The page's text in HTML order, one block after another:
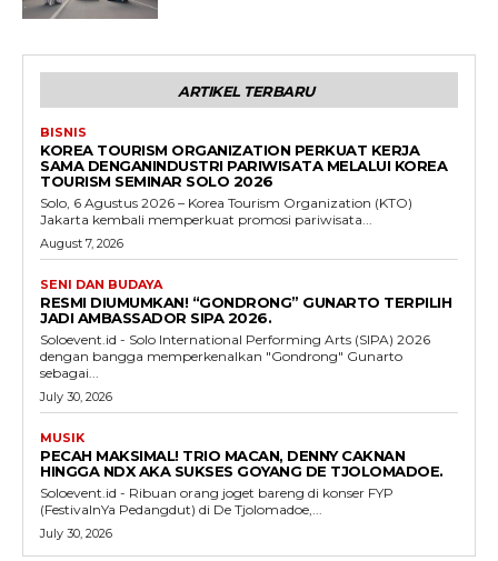
ARTIKEL TERBARU
BISNIS
KOREA TOURISM ORGANIZATION PERKUAT KERJA
SAMA DENGANINDUSTRI PARIWISATA MELALUI KOREA
TOURISM SEMINAR SOLO 2026
Solo, 6 Agustus 2026 – Korea Tourism Organization (KTO)
Jakarta kembali memperkuat promosi pariwisata...
August 7, 2026
SENI DAN BUDAYA
RESMI DIUMUMKAN! “GONDRONG” GUNARTO TERPILIH
JADI AMBASSADOR SIPA 2026.
Soloevent.id - Solo International Performing Arts (SIPA) 2026
dengan bangga memperkenalkan "Gondrong" Gunarto
sebagai...
July 30, 2026
MUSIK
PECAH MAKSIMAL! TRIO MACAN, DENNY CAKNAN
HINGGA NDX AKA SUKSES GOYANG DE TJOLOMADOE.
Soloevent.id - Ribuan orang joget bareng di konser FYP
(FestivalnYa Pedangdut) di De Tjolomadoe,...
July 30, 2026